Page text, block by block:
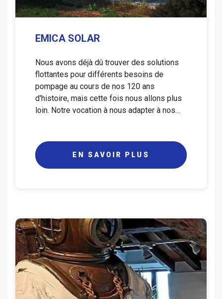
EMICA SOLAR
Nous avons déjà dû trouver des solutions
flottantes pour différents besoins de
pompage au cours de nos 120 ans
d'histoire, mais cette fois nous allons plus
loin. Notre vocation à nous adapter à nos…
EN SAVOIR PLUS